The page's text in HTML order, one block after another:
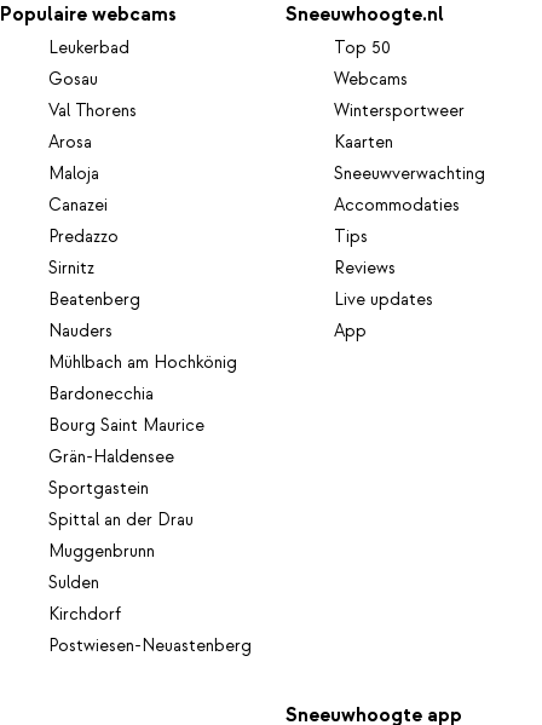
Populaire webcams
Leukerbad
Gosau
Val Thorens
Arosa
Maloja
Canazei
Predazzo
Sirnitz
Beatenberg
Nauders
Mühlbach am Hochkönig
Bardonecchia
Bourg Saint Maurice
Grän-Haldensee
Sportgastein
Spittal an der Drau
Muggenbrunn
Sulden
Kirchdorf
Postwiesen-Neuastenberg
Sneeuwhoogte.nl
Top 50
Webcams
Wintersportweer
Kaarten
Sneeuwverwachting
Accommodaties
Tips
Reviews
Live updates
App
Sneeuwhoogte app